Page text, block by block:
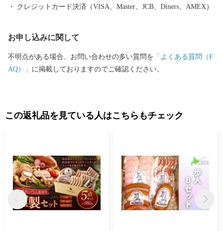
クレジットカード決済（VISA、Master、JCB、Diners、AMEX）
お申し込みに関して
不明点がある場合、お問い合わせの多い質問を 「よくある質問（F
AQ）」 に掲載しておりますのでご確認ください。
この返礼品を見ている人はこちらもチェック